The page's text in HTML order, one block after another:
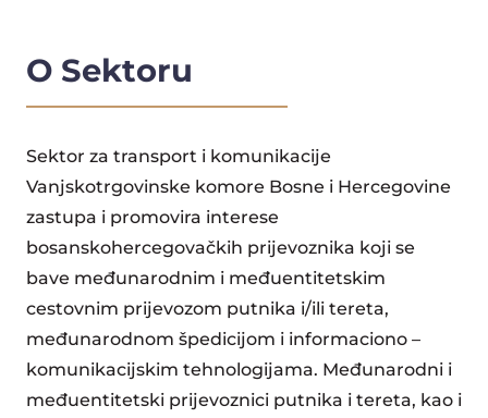
O Sektoru
Sektor za transport i komunikacije
Vanjskotrgovinske komore Bosne i Hercegovine
zastupa i promovira interese
bosanskohercegovačkih prijevoznika koji se
bave međunarodnim i međuentitetskim
cestovnim prijevozom putnika i/ili tereta,
međunarodnom špedicijom i informaciono –
komunikacijskim tehnologijama. Međunarodni i
međuentitetski prijevoznici putnika i tereta, kao i